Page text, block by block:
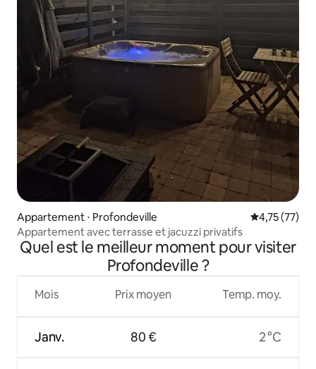
Appartement ⋅ Profondeville Évaluation
4,75 (77)
Appartement avec terrasse et jacuzzi privatifs
Quel est le meilleur moment pour visiter
Profondeville ?
Mois
Janv.
Prix moyen
80 €
Temp. moy.
2 °C